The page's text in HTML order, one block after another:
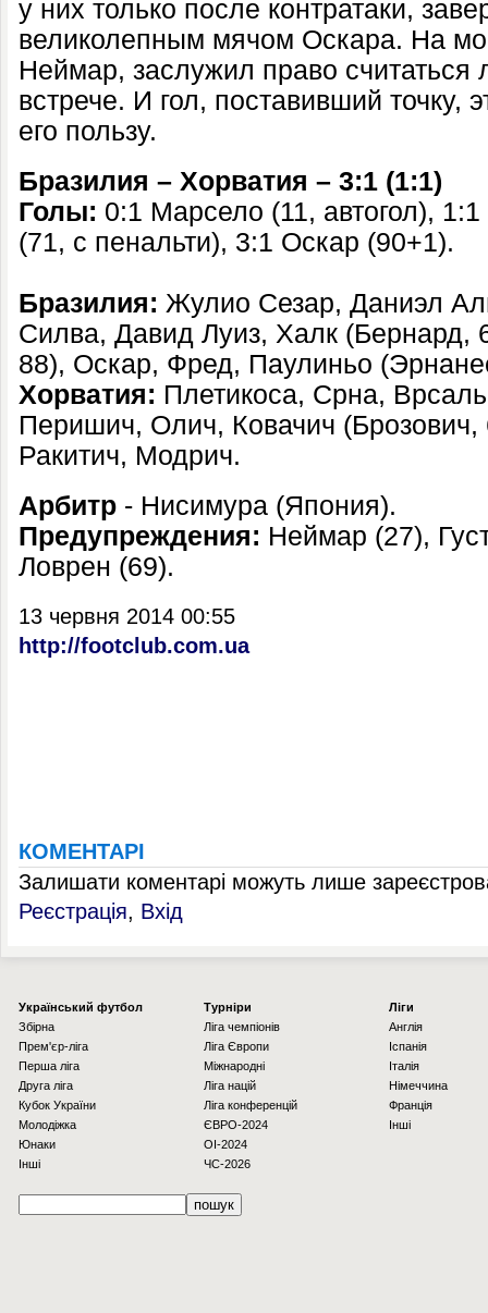
у них только после контратаки,
великолепным мячом Оскара. На
Неймар, заслужил право считаться
встрече. И гол, поставивший точку,
его пользу.
Бразилия – Хорватия – 3:1 (1:1)
Голы: 0:1 Марсело (11, автогол),
(71, с пенальти), 3:1 Оскар (90+1).
Бразилия: Жулио Сезар, Даниэл
Силва, Давид Луиз, Халк (Бернард,
88), Оскар, Фред, Паулиньо
Хорватия: Плетикоса, Срна,
Перишич, Олич, Ковачич
Ракитич, Модрич.
Арбитр - Нисимура (Япония).
Предупреждения: Неймар (27),
Ловрен (69).
13 червня 2014 00:55
http://footclub.com.ua
КОМЕНТАРІ
Залишати коментарі можуть лише
Реєстрація, Вхід
Українcький футбол
Збірна
Прем'єр-ліга
Перша ліга
Друга ліга
Кубок України
Молодіжка
Юнаки
Інші
Турніри
Ліга чемпіонів
Ліга Європи
Міжнародні
Ліга націй
Ліга конференцій
ЄВРО-2024
OI-2024
ЧС-2026
Ліги
Англія
Іспанія
Італія
Німеччина
Франція
Інші